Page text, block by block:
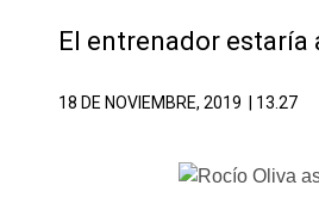
El entrenador estaría
18 DE NOVIEMBRE, 2019 | 13.27